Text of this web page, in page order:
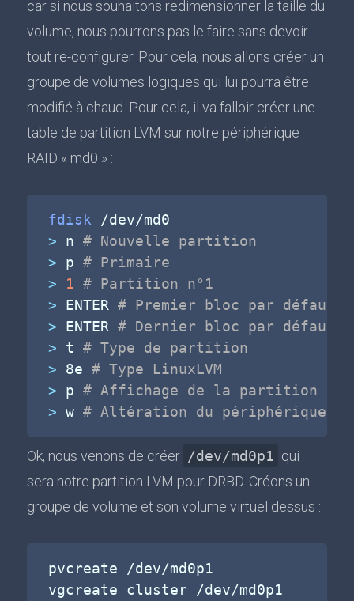
car si nous souhaitons redimensionner la taille du
volume, nous pourrons pas le faire sans devoir
tout re-configurer. Pour cela, nous allons créer un
groupe de volumes logiques qui lui pourra être
modifié à chaud. Pour cela, il va falloir créer une
table de partition LVM sur notre périphérique
RAID « md0 » :
fdisk
> n # Nouvelle partition
> p # Primaire
>
1 # Partition n°1
> ENTER # Premier bloc par défaut
> ENTER # Dernier bloc par défaut
> t # Type de partition
> 8e # Type LinuxLVM
> p # Affichage de la partition
> w # Altération du périphérique
Ok, nous venons de créer /dev/md0p1 qui
sera notre partition LVM pour DRBD. Créons un
groupe de volume et son volume virtuel dessus :
pvcreate /dev/md0p1
vgcreate cluster /dev/md0p1